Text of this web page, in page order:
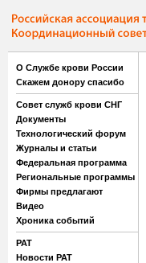
О Службе крови России
Скажем донору спасибо
Совет служб крови СНГ
Документы
Технологический форум
Журналы и статьи
Федеральная программа
Региональные программы
Фирмы предлагают
Видео
Хроника событий
РАТ
Новости РАТ